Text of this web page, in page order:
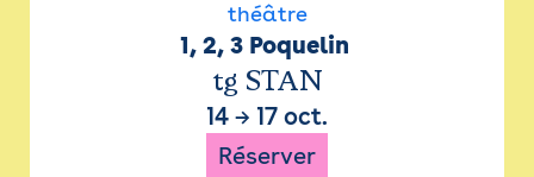
théâtre
1, 2, 3 Poquelin
tg STAN
14 → 17 oct.
Réserver